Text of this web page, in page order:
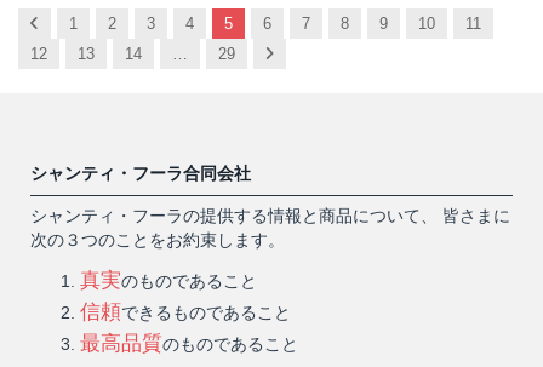
Previous
1 2 3 4 5 6 7 8 9 10
11
12
13 14 29 Next
シャンティ・フーラ合同会社
シャンティ・フーラの提供する情報と商品について、 皆さまに
次の３つのことをお約束します。
真実のものであること
信頼できるものであること
最高品質のものであること